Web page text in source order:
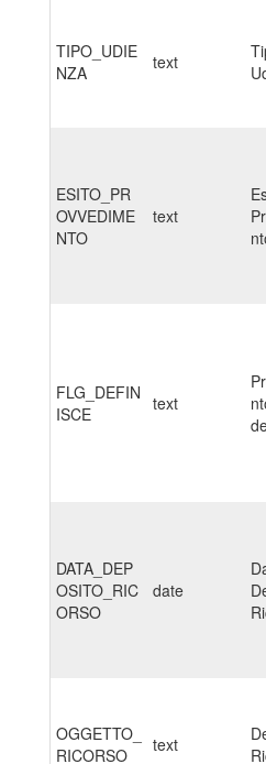
TIPO_UDIE
NZA
text
ESITO_PR
OVVEDIME
NTO
text
FLG_DEFIN
ISCE
text
DATA_DEP
OSITO_RIC
ORSO
date
OGGETTO_
RICORSO
text